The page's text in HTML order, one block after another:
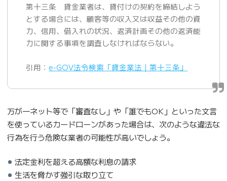
第十三条 貸金業者は、貸付けの契約を締結しよう
とする場合には、顧客等の収入又は収益その他の資
力、信用、借入れの状況、返済計画その他の返済能
力に関する事項を調査しなければならない。
引用：e-GOV法令検索「貸金業法｜第十三条」
万が一ネット等で「審査なし」や「誰でもOK」といった文言
を使っているカードローンがあった場合は、次のような違法な
行為を行う危険な業者の可能性が高いでしょう。
法定金利を超える高額な利息の請求
生活を脅かす強引な取り立て